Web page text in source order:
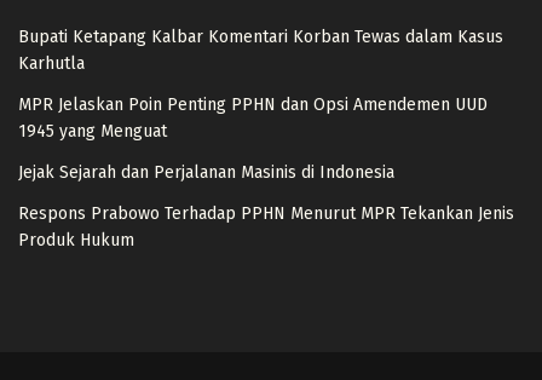
Bupati Ketapang Kalbar Komentari Korban Tewas dalam Kasus
Karhutla
MPR Jelaskan Poin Penting PPHN dan Opsi Amendemen UUD
1945 yang Menguat
Jejak Sejarah dan Perjalanan Masinis di Indonesia
Respons Prabowo Terhadap PPHN Menurut MPR Tekankan Jenis
Produk Hukum